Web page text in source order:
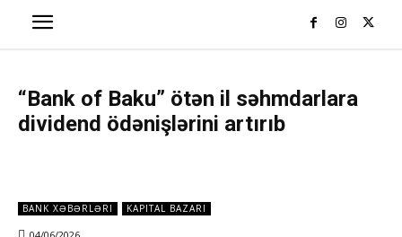
“Bank of Baku” ötən il səhmdarlara
dividend ödənişlərini artırıb
BANK XƏBƏRLƏRI KAPITAL BAZARI